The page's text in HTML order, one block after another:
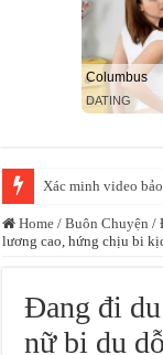
Xác minh video
Huấn Hoa Hồng:
Home / Buôn Chuyện /
lương cao, hứng chịu bi
Đang đi
nữ bị dụ